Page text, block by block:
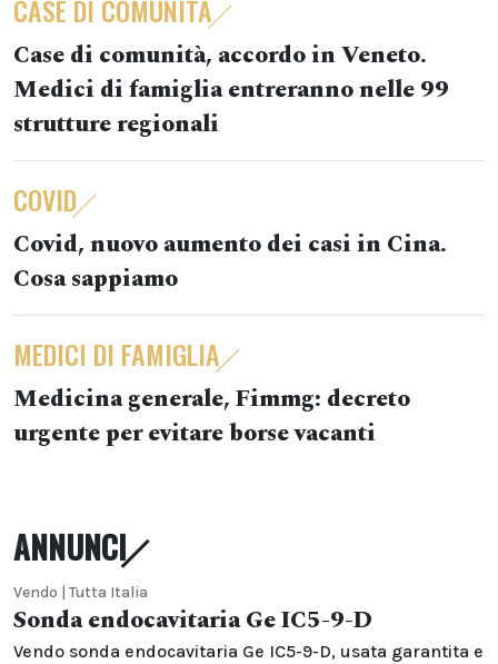
CASE DI COMUNITÀ
Case di comunità, accordo in Veneto.
Medici di famiglia entreranno nelle 99
strutture regionali
COVID
Covid, nuovo aumento dei casi in Cina.
Cosa sappiamo
MEDICI DI FAMIGLIA
Medicina generale, Fimmg: decreto
urgente per evitare borse vacanti
ANNUNCI
Vendo | Tutta Italia
Sonda endocavitaria Ge IC5-9-D
Vendo sonda endocavitaria Ge IC5-9-D, usata garantita e